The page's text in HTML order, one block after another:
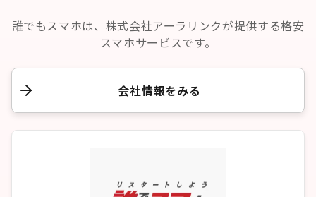
誰でもスマホは、株式会社アーラリンクが提供する格安
スマホサービスです。
会社情報をみる